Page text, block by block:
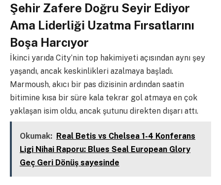
Şehir Zafere Doğru Seyir Ediyor
Ama Liderliği Uzatma Fırsatlarını
Boşa Harcıyor
İkinci yarıda City’nin top hakimiyeti açısından aynı şey
yaşandı, ancak keskinlikleri azalmaya başladı.
Marmoush, akıcı bir pas dizisinin ardından saatin
bitimine kısa bir süre kala tekrar gol atmaya en çok
yaklaşan isim oldu, ancak şutunu direkten dışarı attı.
Okumak: Real Betis vs Chelsea 1-4 Konferans
Ligi Nihai Raporu: Blues Seal European Glory
Geç Geri Dönüş sayesinde